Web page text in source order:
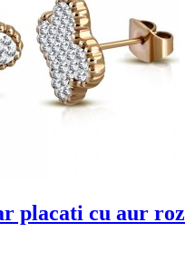
placati cu aur roz